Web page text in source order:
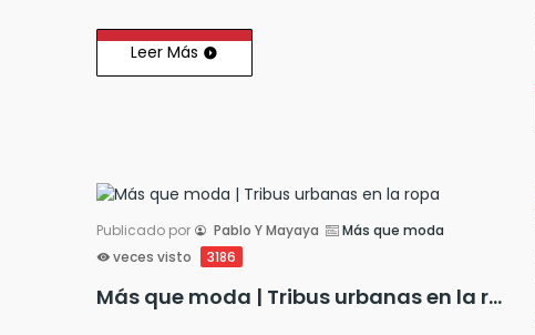
Leer Más
Publicado por Pablo Y Mayaya
Más que moda
veces visto
3186
Más que moda | Tribus urbanas en la ropa